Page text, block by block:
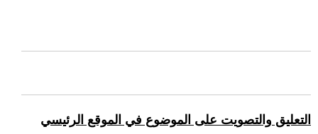
التعليق والتصويت على الموضوع في الموقع الرئيسي